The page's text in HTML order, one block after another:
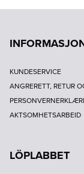
KUNDESERVICE
ANGRERETT, RETUR
AKTSOMHETSARBEID
LÖPLABBET